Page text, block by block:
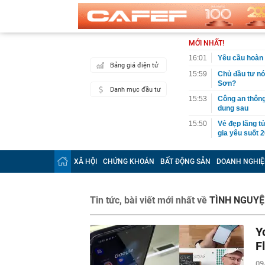
Bảng giá điện tử
Danh mục đầu tư
MỚI NHẤT!
16:01
Yêu cầu
15:59
Chủ đầu tư
Sơn?
15:53
Công an
dung sau
15:50
Vẻ đẹp lãng
gia yêu suốt
15:48
Bão Dolphin
báo động
15:45
Một cổ phiếu
15:42
Tình hình
15:40
Loạt lãnh đạo
quân vượt 1
15:34
Một tài
100 triệu đồng
XÃ HỘI CHỨNG KHOÁN BẤT ĐỘNG SẢN DOANH
Tin tức, bài viết mới nhất về TÌNH